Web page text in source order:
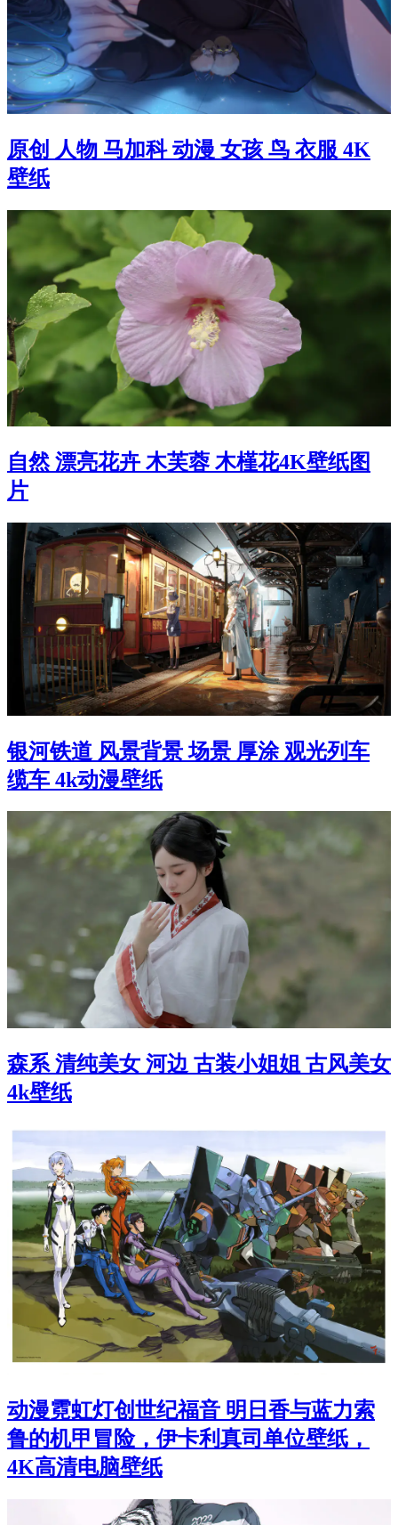
原创 人物 马加科 动漫 女孩 鸟 衣服 4K
壁纸
自然 漂亮花卉 木芙蓉 木槿花4K壁纸图
片
银河铁道 风景背景 场景 厚涂 观光列车
缆车 4k动漫壁纸
森系 清纯美女 河边 古装小姐姐 古风美女
4k壁纸
动漫霓虹灯创世纪福音 明日香与蓝力索
鲁的机甲冒险，伊卡利真司单位壁纸，
4K高清电脑壁纸